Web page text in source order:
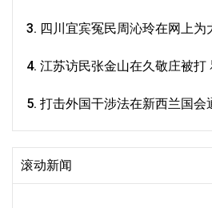
四川宜宾冤民周沁玲在网上为
江苏访民张金山在久敬庄被打
打击外国干涉法在新西兰国会
滚动新闻